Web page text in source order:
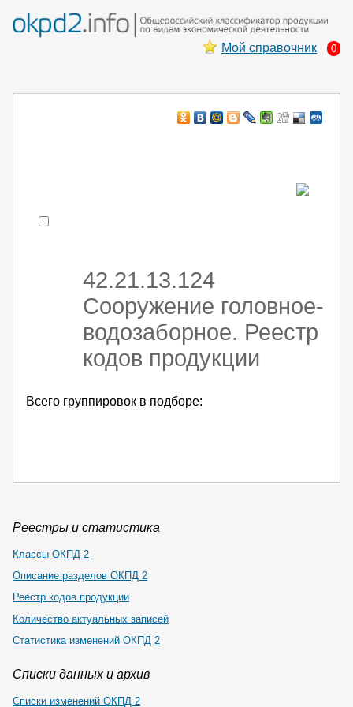
Мой справочник 0
42.21.13.124
Сооружение головное-
водозаборное. Реестр
кодов продукции
Всего группировок в подборе:
Реестры и статистика
Классы ОКПД 2
Описание разделов ОКПД 2
Реестр кодов продукции
Количество актуальных записей
Статистика изменений ОКПД 2
Списки данных и архив
Списки изменений ОКПД 2